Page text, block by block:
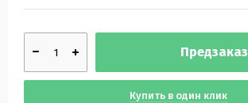
Предзаказ
Купить в один клик